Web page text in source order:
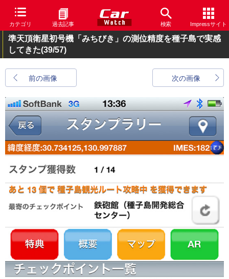
カテゴリ 過去記事 検索 Impressサイト
準天頂衛星初号機「みちびき」の測位精度を種子島で実感
してきた(39/57)
前の画像 次の画像